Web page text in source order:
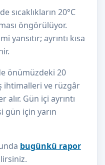
sıcaklıkların 20°C
öngörülüyor.
yansıtır; ayrıntı kısa
önümüzdeki 20
ihtimalleri ve rüzgâr
Gün içi ayrıntı
gün için yarın
bugünkü rapor